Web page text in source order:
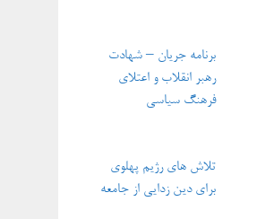
برنامه جریان – شهادت
رهبر انقلاب و اعتلای
فرهنگ سیاسی
تلاش های رژیم پهلوی
برای دین زدایی از جامعه